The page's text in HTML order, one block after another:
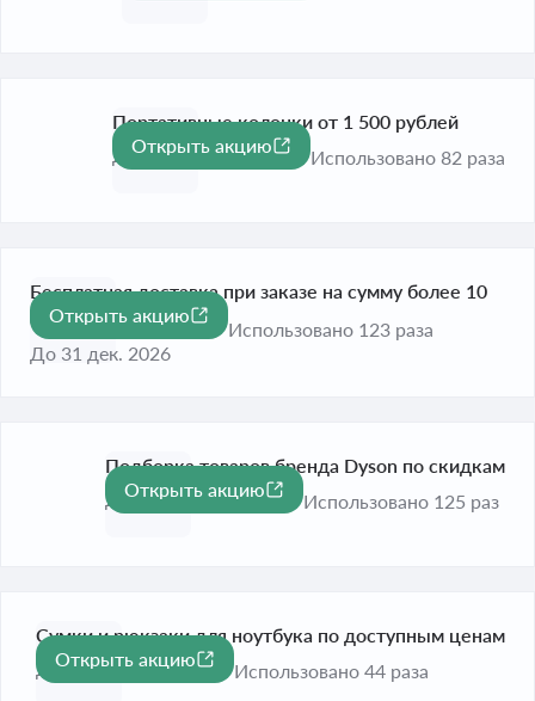
Портативные колонки от 1 500 рублей
До 31 дек. 2026
Открыть акцию
Использовано 82 раза
Бесплатная доставка при заказе на сумму более 10
000 рублей
До 31 дек. 2026
Открыть акцию
Использовано 123 раза
Подборка товаров бренда Dyson по скидкам
До 31 дек. 2026
Открыть акцию
Использовано 125 раз
Сумки и рюкзаки для ноутбука по доступным ценам
До 31 дек. 2026
Открыть акцию
Использовано 44 раза